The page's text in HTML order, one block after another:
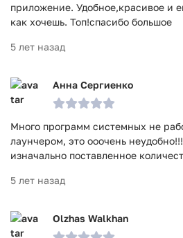
приложение. Удобное,красивое и
как хочешь. Топ!спасибо большое
5 лет назад
Анна Сергиенко
Много программ системных не
лаунчером, это ооочень
изначально поставленное
5 лет назад
Olzhas Walkhan